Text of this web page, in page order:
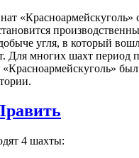
«Красноармейскуголь»
угля, в который
Для многих шахт период
«Красноармейскуголь»
4 шахты: